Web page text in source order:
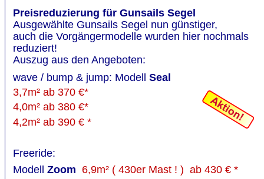
Preisreduzierung für Gunsails Segel
Ausgewählte Gunsails Segel nun günstiger,
auch die Vorgängermodelle wurden hier nochmals
reduziert!
Auszug aus den Angeboten:
wave / bump & jump: Modell Seal
3,7m² ab 370 €*
4,0m² ab 380 €*
4,2m² ab 390 € *
Freeride:
Modell Zoom 6,9m² ( 430er Mast ! )  ab 430 € *